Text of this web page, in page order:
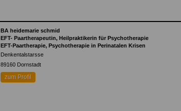
Zum Kontaktformular
BA heidemarie schmid
EFT- Paartherapeutin, Heilpraktikerin für Psychotherapie
EFT-Paartherapie, Psychotherapie in Perinatalen Krisen
Denkentalstarsse
89160 Dornstadt
zum Profil